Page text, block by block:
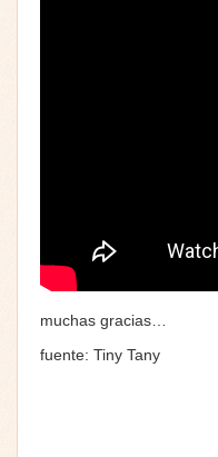
muchas gracias…
fuente: Tiny Tany